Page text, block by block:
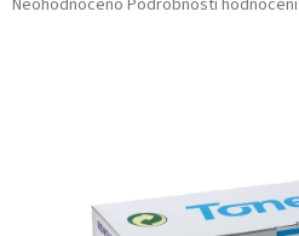
Neohodnoceno Podrobnosti hodnocení